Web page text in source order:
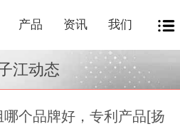
产品 资讯 我们
江动态
个品牌好，专利产品[扬